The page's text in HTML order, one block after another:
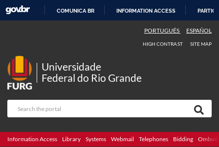
COMUNICA BR INFORMATION ACCESS
PORTUGUÊS ESPAÑOL
HIGH CONTRAST SITE MAP
Universidade
Federal do Rio Grande
Information Access Library Systems Webmail Telephones Bidding